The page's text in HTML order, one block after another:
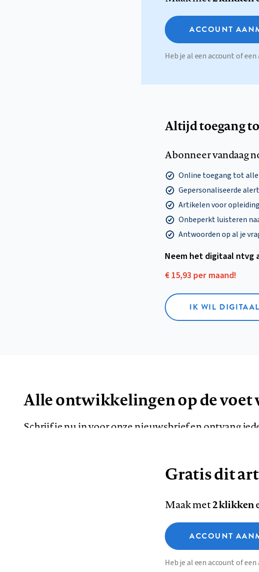
ACCOUNT
Heb je al een account of
Altijd toegang
Abonneer vandaag
Online toegang tot
Gepersonaliseerde
Artikelen voor
Onbeperkt luisteren
Antwoorden op al je
Neem het digitaal ntvg
€ 15,93 per maand!
IK WIL DIGITAAL
Alle ontwikkelingen op de voet
Schrijf je nu in voor onze nieuwsbrief en ontvang
Colofon Disclaimer
Functionele cookies
Analytische cookies
Gratis dit
Maak met2 klikken
ACCOUNT
Heb je al een account of